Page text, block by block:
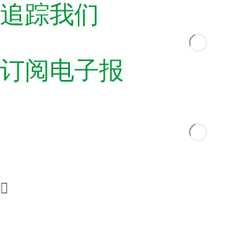
追踪我们
订阅电子报